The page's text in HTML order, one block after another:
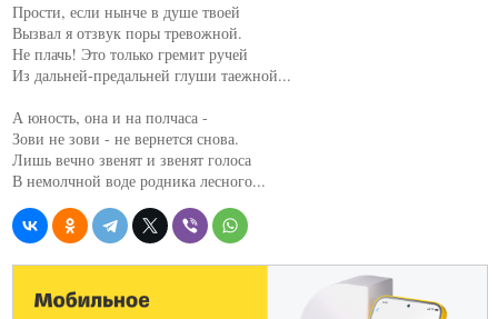
Прости, если нынче в душе твоей
Вызвал я отзвук поры тревожной.
Не плачь! Это только гремит ручей
Из дальней-предальней глуши таежной...
А юность, она и на полчаса -
Зови не зови - не вернется снова.
Лишь вечно звенят и звенят голоса